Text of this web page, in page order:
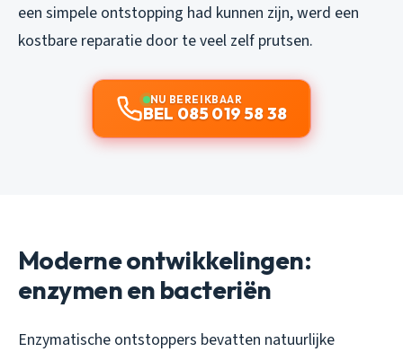
een simpele ontstopping had kunnen zijn, werd een
kostbare reparatie door te veel zelf prutsen.
NU BEREIKBAAR
BEL 085 019 58 38
Moderne ontwikkelingen:
enzymen en bacteriën
Enzymatische ontstoppers bevatten natuurlijke